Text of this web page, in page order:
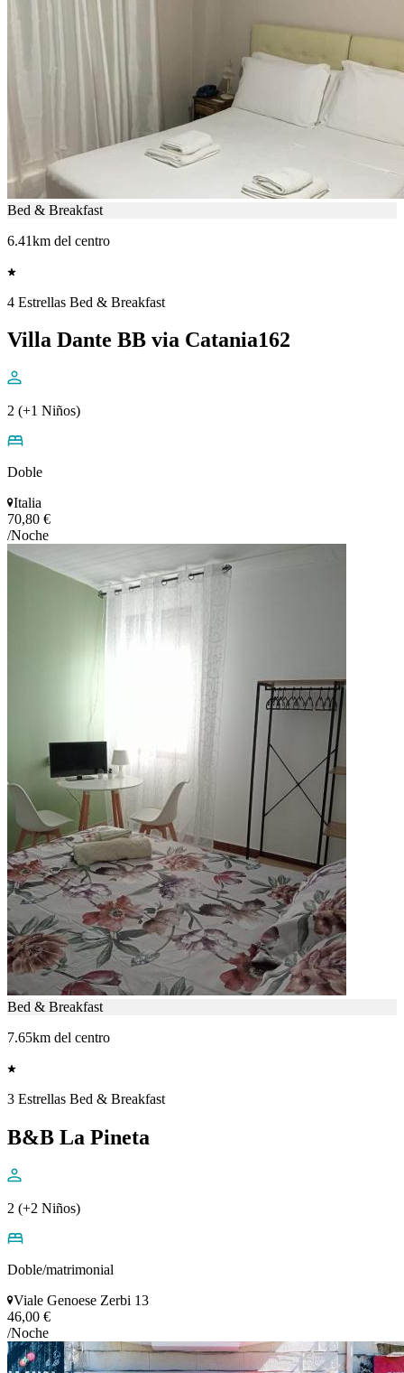
Bed & Breakfast
6.41km del centro
4 Estrellas Bed & Breakfast
Villa Dante BB via Catania162
2 (+1 Niños)
Doble
Italia
70,80 €
/Noche
Bed & Breakfast
7.65km del centro
3 Estrellas Bed & Breakfast
B&B La Pineta
2 (+2 Niños)
Doble/matrimonial
Viale Genoese Zerbi 13
46,00 €
/Noche